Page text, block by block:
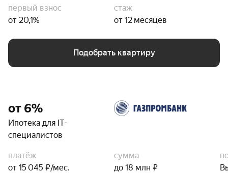
первый взнос
от 20,1%
стаж
от 12 месяцев
Подобрать квартиру
от 6%
Ипотека для IT-
специалистов
платёж
от 15 045 ₽/мес.
сумма
до 18 млн ₽